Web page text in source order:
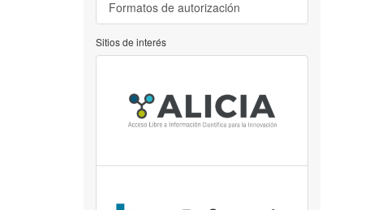
Formatos de autorización
Sitios de interés